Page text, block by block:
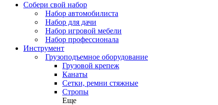
Собери свой набор
Набор автомобилиста
Набор для дачи
Набор игровой мебели
Набор профессионала
Инструмент
Грузоподъемное оборудование
Грузовой крепеж
Канаты
Сетки, ремни стяжные
Стропы
Еще